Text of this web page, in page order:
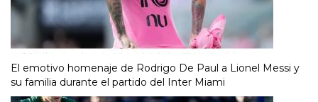
El emotivo homenaje de Rodrigo De Paul a Lionel Messi y
su familia durante el partido del Inter Miami